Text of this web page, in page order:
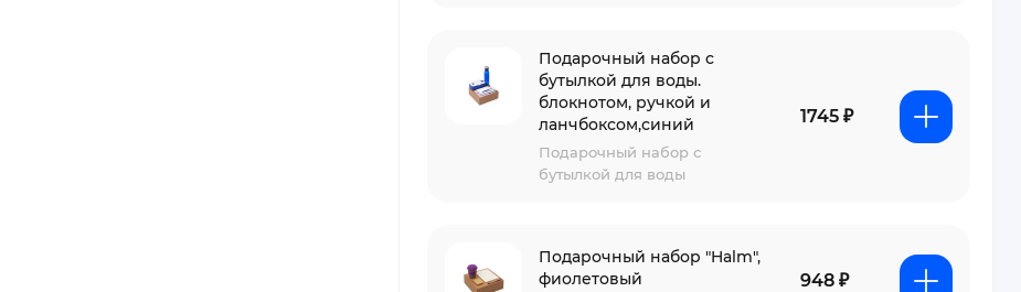
Подарочный набор с
бутылкой для воды.
блокнотом, ручкой и
ланчбоксом,синий
Подарочный набор с
бутылкой для воды
1745 ₽
Подарочный набор "Halm",
фиолетовый
948 ₽